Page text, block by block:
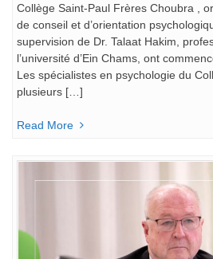
Collège Saint-Paul Frères Choubra ,
de conseil et d’orientation
supervision de Dr. Talaat Hakim,
l’université d’Ein Chams, ont
Les spécialistes en psychologie du
plusieurs […]
Read More